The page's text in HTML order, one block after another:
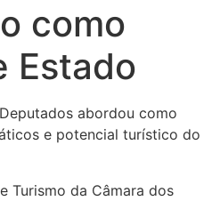
como
Estado
abordou como
e potencial turístico do
Turismo da Câmara dos